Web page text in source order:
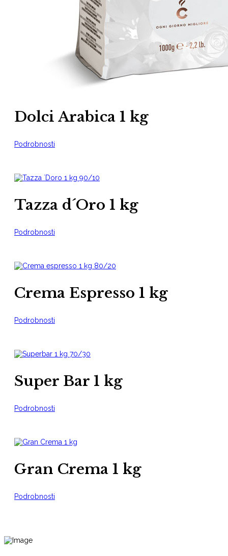
Dolci Arabica 1 kg
Podrobnosti
Tazza d´Oro 1 kg
Podrobnosti
Crema Espresso 1 kg
Podrobnosti
Super Bar 1 kg
Podrobnosti
Gran Crema 1 kg
Podrobnosti